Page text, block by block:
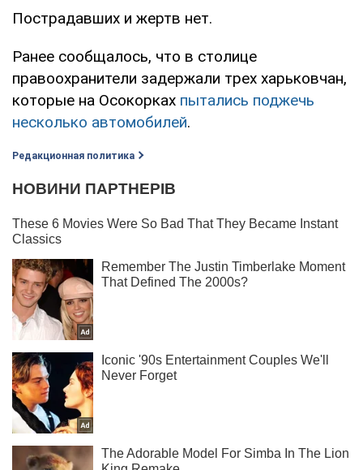
Пострадавших и жертв нет.
Ранее сообщалось, что в столице
правоохранители задержали трех харьковчан,
которые на Осокорках пытались поджечь
несколько автомобилей.
Редакционная политика